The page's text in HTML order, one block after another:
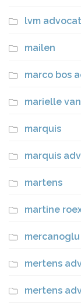
lvm
mailen
marco bos
marielle
marquis
marquis
martens
martine
mercanoglu
mertens
mertens